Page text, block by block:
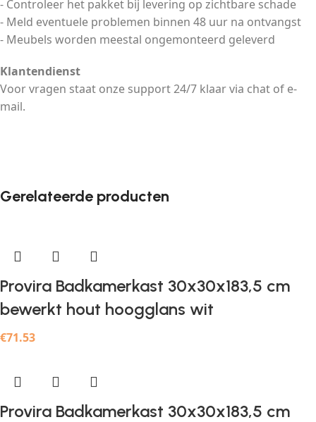
- Controleer het pakket bij levering op zichtbare schade
- Meld eventuele problemen binnen 48 uur na ontvangst
- Meubels worden meestal ongemonteerd geleverd
Klantendienst
Voor vragen staat onze support 24/7 klaar via chat of e-
mail.
Gerelateerde producten
Provira Badkamerkast 30x30x183,5 cm
bewerkt hout hoogglans wit
€71.53
Provira Badkamerkast 30x30x183,5 cm